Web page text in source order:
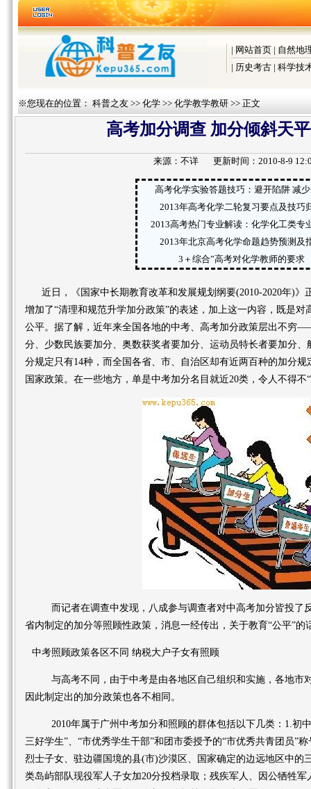
| 网站首页 | 自然地
| 历史考古 | 科学技
※您现在的位置： 科普之友 >> 化学 >> 化学教学教研 >> 正文
高考加分调查 加分倾斜天
来源： 不详 更新时间：2010-8-9
高考化学实验答题技巧：避开陷阱 减
2013年高考化学二轮复习要点及技巧
2013高考热门专业解读：化学化工类专
2013年北京高考化学命题趋势预测及
3＋综合”高考对化学教师的要求
近日，《国家中长期教育改革和发展规划纲要(2010-2020年)》
增加了“清理和规范升学加分政策”的表述，加上这一内容，既是
公平。据了解，近年来全国各地的中考、高考加分政策层出不穷
分、少数民族要加分、奥数获奖者要加分、运动员特长者要加分
分规定只有14种，而全国各省、市、自治区却有近两百种的加分
国家政策。在一些地方，单是中考加分名目就近20类，令人不得不
而记者在调查中发现，八成参与调查者对中高考加分皆投了
省内制定的加分等照顾性政策，消息一经传出，关于教育“公平”的
中考照顾政策各区不同 纳税大户子女有照顾
与高考不同，由于中考是由各地区自己组织和实施，各地市
因此制定出的加分政策也各不相同。
2010年属于广州中考加分和照顾的群体包括以下几类：1.初
三好学生”、“市优秀学生干部”和团市委授予的“市优秀共青团员”
烈士子女、驻边疆国境的县(市)沙漠区、国家确定的边远地区中的
类岛屿部队现役军人子女加20分投档录取；残疾军人、因公牺牲